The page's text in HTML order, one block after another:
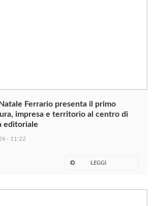
Ferrario presenta il primo
impresa e territorio al centro di
editoriale
- 11:22
LEGGI